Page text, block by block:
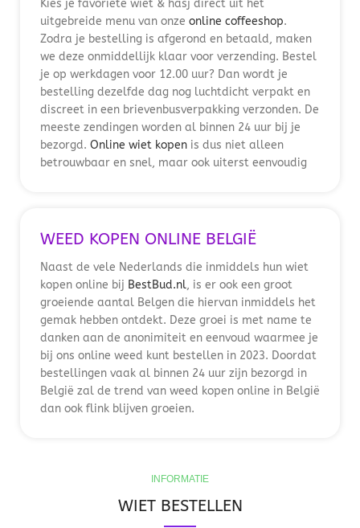
Kies je favoriete wiet & hasj direct uit het
uitgebreide menu van onze online coffeeshop.
Zodra je bestelling is afgerond en betaald, maken
we deze onmiddellijk klaar voor verzending. Bestel
je op werkdagen voor 12.00 uur? Dan wordt je
bestelling dezelfde dag nog luchtdicht verpakt en
discreet in een brievenbusverpakking verzonden. De
meeste zendingen worden al binnen 24 uur bij je
bezorgd. Online wiet kopen is dus niet alleen
betrouwbaar en snel, maar ook uiterst eenvoudig
WEED KOPEN ONLINE BELGIË
Naast de vele Nederlands die inmiddels hun wiet
kopen online bij BestBud.nl, is er ook een groot
groeiende aantal Belgen die hiervan inmiddels het
gemak hebben ontdekt. Deze groei is met name te
danken aan de anonimiteit en eenvoud waarmee je
bij ons online weed kunt bestellen in 2023. Doordat
bestellingen vaak al binnen 24 uur zijn bezorgd in
België zal de trend van weed kopen online in België
dan ook flink blijven groeien.
INFORMATIE
WIET BESTELLEN